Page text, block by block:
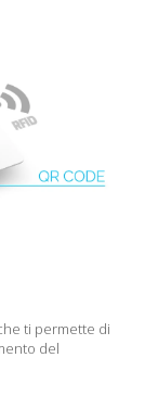
ti permette di
del